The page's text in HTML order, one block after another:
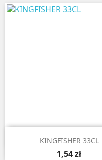
 Aperçu rapide
KINGFISHER 33CL
1,54 zł